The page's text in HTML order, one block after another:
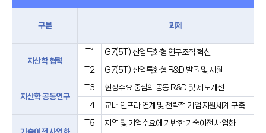
구분 과제
지산학 협력
T1 G7(5T) 산업특화형 연구조직 혁신
T2 G7(5T) 산업특화형 R&D 발굴 및 지원
지산학 공동연구
T3 현장수요 중심의 공동 R&D 및 제도개선
T4 교내 인프라 연계 및 전략적 기업 지원체계 구축
T5 지역 및 기업수요에 기반한 기술이전·사업화